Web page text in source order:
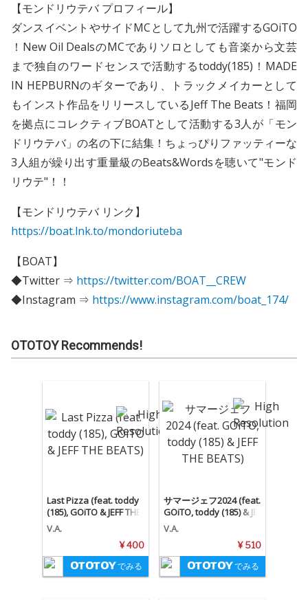
【モンドリウテバ プロフィール】
ダンスイベントやサイドMCとして九州で活躍するGOiTO
！New Oil DealsのMCでありソロとしても音楽から文芸
まで独自のワードセンスで活動するtoddy(185)！MADE
IN HEPBURNのギターであり、トラックメイカーとして
もインスト作品をリリースしているJeff The Beats！福岡
を拠点にコレクティブBOATとして活動する3人が「モン
ドリウテバ」の名の下に結集！ちょっぴりファッティーな
3人組が繰り出す重量級のBeats&Wordsを聴いて"モンド
リウテ"！！
【モンドリウテバ リンク】
https://boat.lnk.to/mondoriuteba
【BOAT】
◆Twitter ⇒ https://twitter.com/BOAT__CREW
◆Instagram ⇒ https://www.instagram.com/boat_174/
OTOTOY Recommends!
Last Pizza (feat. toddy
(185), GOiTO & JEFF THE
BEATS)
V.A.
¥ 400
でみる
サマージェフ2024 (feat.
GOiTO, toddy (185) & JE
FF THE BEATS)
V.A.
¥ 510
でみる